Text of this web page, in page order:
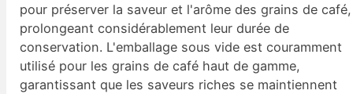
pour préserver la saveur et l'arôme des grains de café,
prolongeant considérablement leur durée de
conservation. L'emballage sous vide est couramment
utilisé pour les grains de café haut de gamme,
garantissant que les saveurs riches se maintiennent